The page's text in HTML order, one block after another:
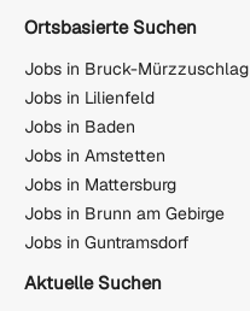
Ortsbasierte Suchen
Jobs in Bruck-Mürzzuschlag
Jobs in Lilienfeld
Jobs in Baden
Jobs in Amstetten
Jobs in Mattersburg
Jobs in Brunn am Gebirge
Jobs in Guntramsdorf
Aktuelle Suchen